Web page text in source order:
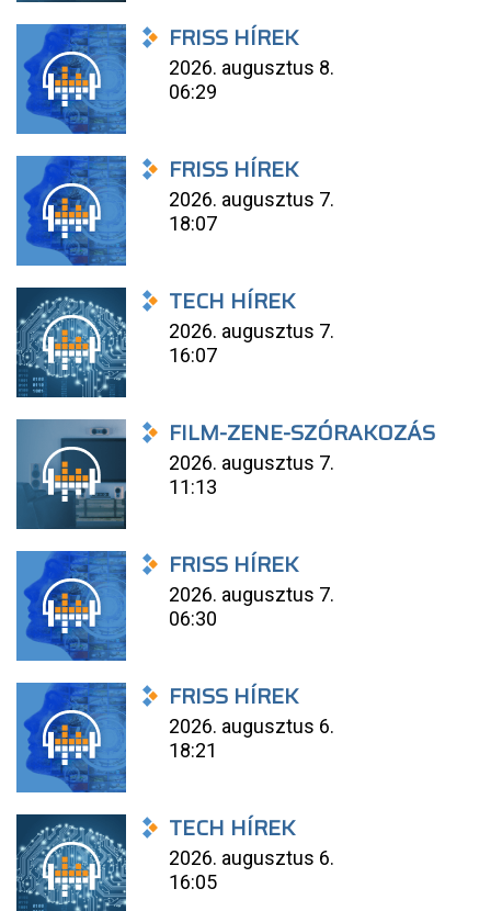
FRISS HÍREK
2026. augusztus 8.
06:29
FRISS HÍREK
2026. augusztus 7.
18:07
TECH HÍREK
2026. augusztus 7.
16:07
FILM-ZENE-SZÓRAKOZÁS
2026. augusztus 7.
11:13
FRISS HÍREK
2026. augusztus 7.
06:30
FRISS HÍREK
2026. augusztus 6.
18:21
TECH HÍREK
2026. augusztus 6.
16:05